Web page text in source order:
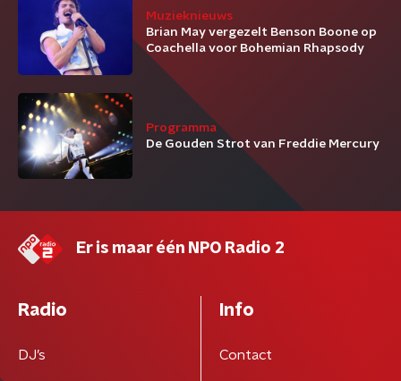
Muzieknieuws
Brian May vergezelt Benson Boone op
Coachella voor Bohemian Rhapsody
Programma
De Gouden Strot van Freddie Mercury
Er is maar één NPO Radio 2
Radio
DJ’s
Info
Contact